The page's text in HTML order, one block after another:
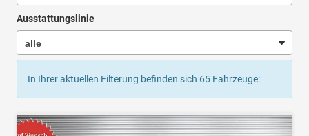
Ausstattungslinie
In Ihrer aktuellen Filterung befinden sich 65 Fahrzeuge: